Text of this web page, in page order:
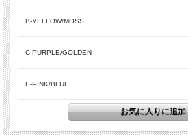
B-YELLOW/MOSS
C-PURPLE/GOLDEN
E-PINK/BLUE